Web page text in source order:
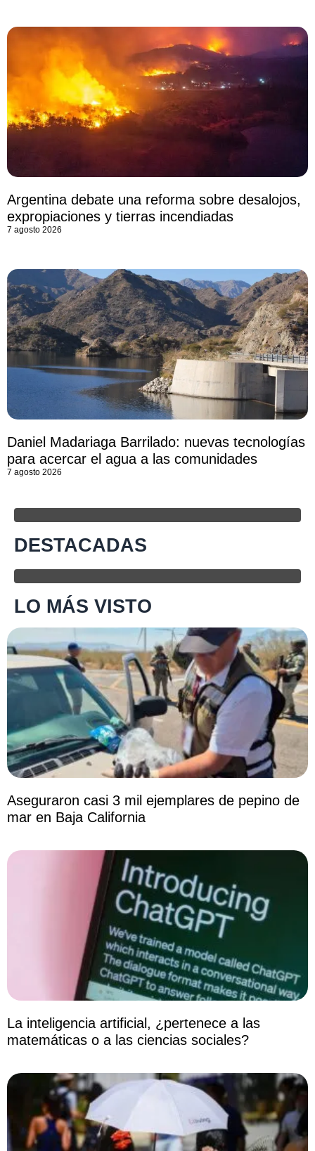
Argentina debate una reforma sobre desalojos,
expropiaciones y tierras incendiadas
7 agosto 2026
Daniel Madariaga Barrilado: nuevas tecnologías
para acercar el agua a las comunidades
7 agosto 2026
DESTACADAS
LO MÁS VISTO
Aseguraron casi 3 mil ejemplares de pepino de
mar en Baja California
La inteligencia artificial, ¿pertenece a las
matemáticas o a las ciencias sociales?